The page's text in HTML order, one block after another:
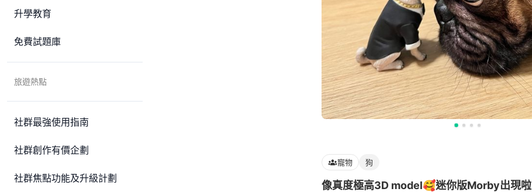
升學教育
免費試題庫
旅遊熱點
社群最強使用指南
社群創作有價企劃
社群焦點功能及升級計劃
寵物 狗
像真度極高3D model🥰迷你版Morby出現啦